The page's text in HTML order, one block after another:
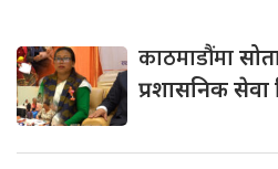
काठमाडौंमा
प्रशासनिक